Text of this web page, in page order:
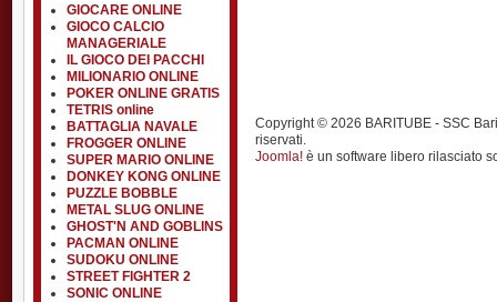
GIOCARE ONLINE
GIOCO CALCIO
MANAGERIALE
IL GIOCO DEI PACCHI
MILIONARIO ONLINE
POKER ONLINE GRATIS
TETRIS online
BATTAGLIA NAVALE
FROGGER ONLINE
SUPER MARIO ONLINE
DONKEY KONG ONLINE
PUZZLE BOBBLE
METAL SLUG ONLINE
GHOST'N AND GOBLINS
PACMAN ONLINE
SUDOKU ONLINE
STREET FIGHTER 2
SONIC ONLINE
Copyright © 2026 BARITUBE - SSC
riservati.
Joomla! è un software libero rilasciato